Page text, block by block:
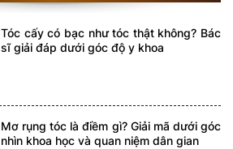
Tóc cấy có bạc như tóc thật không? Bác
sĩ giải đáp dưới góc độ y khoa
Mơ rụng tóc là điềm gì? Giải mã dưới góc
nhìn khoa học và quan niệm dân gian